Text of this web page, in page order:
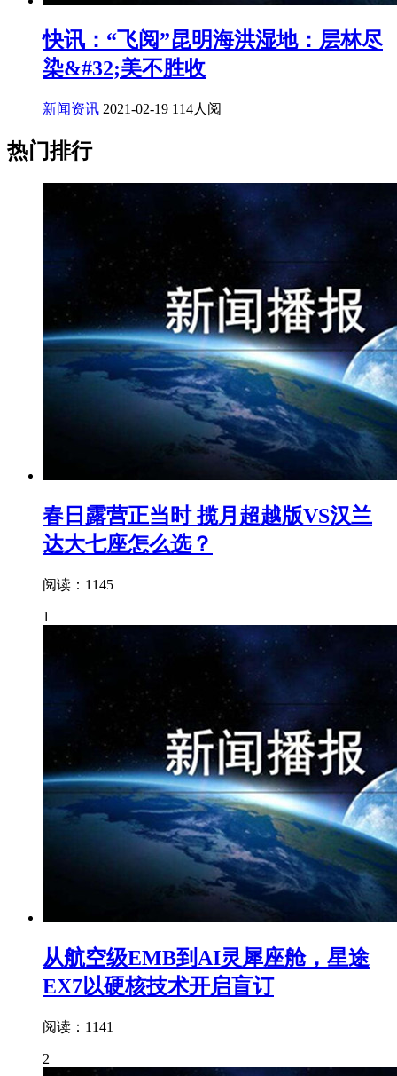
快讯：“飞阅”昆明海洪湿地：层林尽
染&#32;美不胜收
新闻资讯 2021-02-19 114人阅
热门排行
春日露营正当时 揽月超越版VS汉兰
达大七座怎么选？
阅读：1145
1
从航空级EMB到AI灵犀座舱，星途
EX7以硬核技术开启盲订
阅读：1141
2